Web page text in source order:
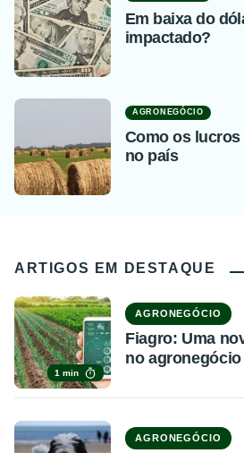
Em baixa do
impactado?
AGRONEGÓCIO
Como os
no país
ARTIGOS EM DESTAQUE
1 min
AGRONEGÓCIO
Fiagro: Uma
no agronegócio
AGRONEGÓCIO